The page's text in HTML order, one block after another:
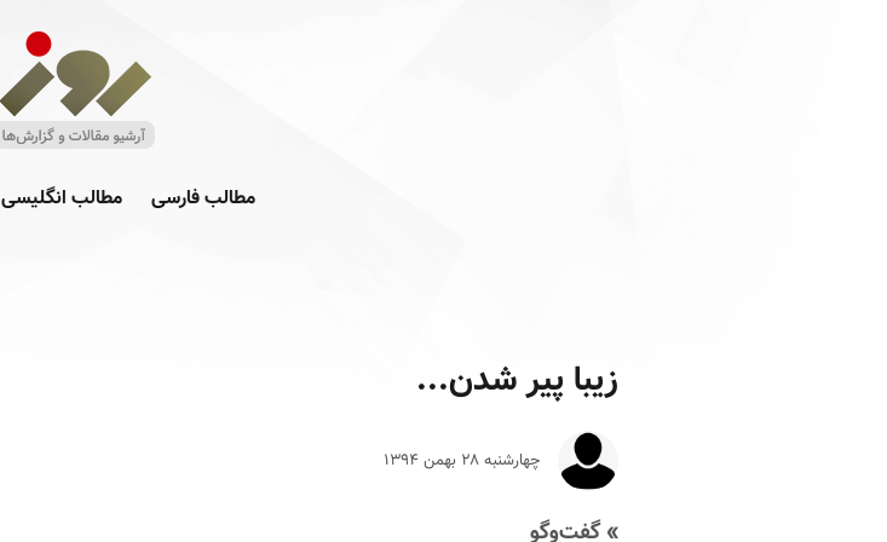
مطالب فارسی مطالب انگلیسی
زیبا پیر شدن...
چهارشنبه ۲۸ بهمن ۱۳۹۴
» گفت‌وگو